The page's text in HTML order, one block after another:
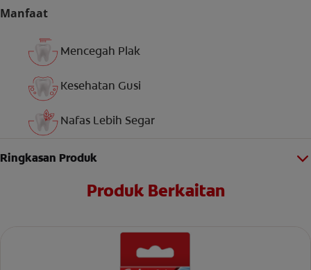
Manfaat
Mencegah Plak
Kesehatan Gusi
Nafas Lebih Segar
Ringkasan Produk
Produk Berkaitan